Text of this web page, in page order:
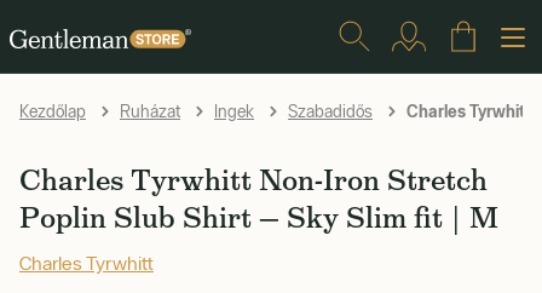
Kezdőlap Ruházat Ingek Szabadidős Charles Tyrwhitt
Charles Tyrwhitt Non-Iron Stretch
Poplin Slub Shirt — Sky Slim fit | M
Charles Tyrwhitt